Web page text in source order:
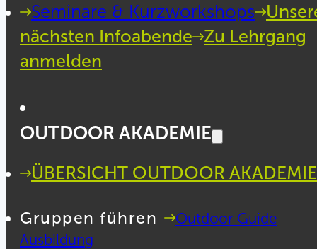
Seminare & Kurzworkshops
nächsten Infoabende Zu Lehrgang
anmelden
OUTDOOR AKADEMIE
ÜBERSICHT OUTDOOR AKADEMIE
Gruppen führen
Outdoor Guide
Ausbildung